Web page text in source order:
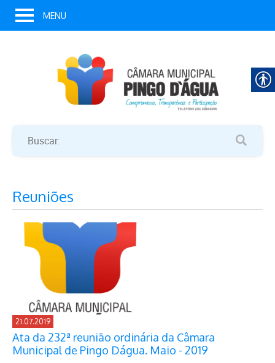
MENU
Reuniões
21.07.2019
Ata da 232ª reunião ordinária da Câmara
Municipal de Pingo Dágua. Maio - 2019